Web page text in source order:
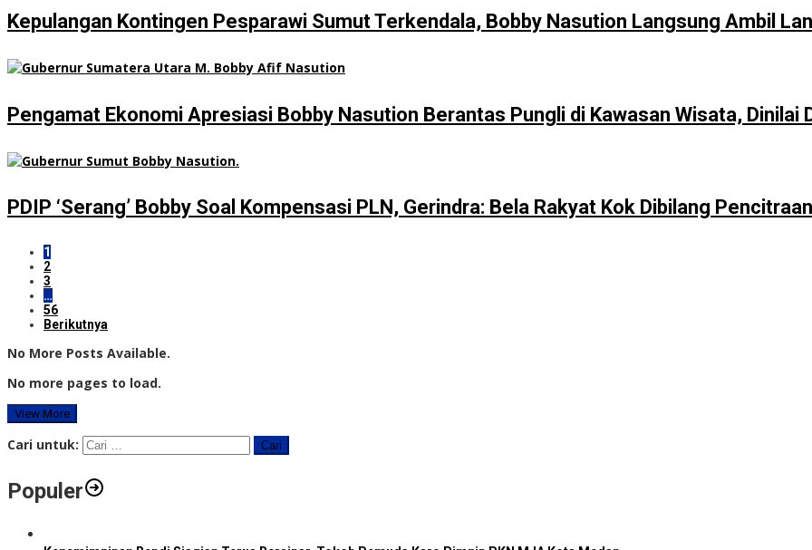
Kepulangan Kontingen Pesparawi Sumut Terkendala, Bobby Nasution Langsung Ambil
Pengamat Ekonomi Apresiasi Bobby Nasution Berantas Pungli di Kawasan Wisata, Dinilai
PDIP ‘Serang’ Bobby Soal Kompensasi PLN, Gerindra: Bela Rakyat Kok Dibilang Pencitraan
1
2
3
…
56
Berikutnya
No More Posts Available.
No more pages to load.
View More
Cari untuk:
Populer